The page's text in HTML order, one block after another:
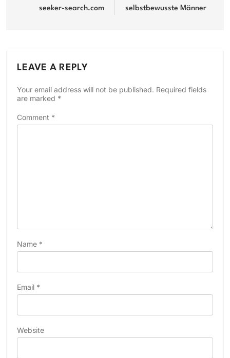
seeker-search.com
selbstbewusste Männer
LEAVE A REPLY
Your email address will not be published. Required fields
are marked *
Comment *
Name *
Email *
Website